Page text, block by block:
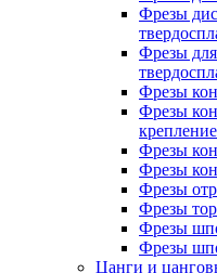
Фрезы
Фрезы
Фрезы
Фрезы
Фрезы
Фрезы
Фрезы
Фрезы
Фрезы
Фрезы
Цанги и